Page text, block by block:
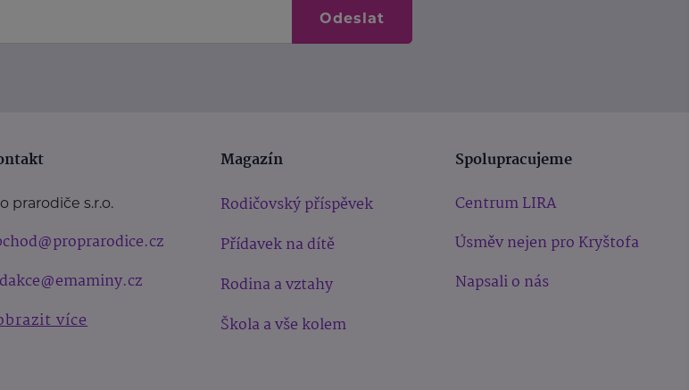
Odeslat
prarodiče s.r.o.
více
Magazín
Rodičovský příspěvek
Přídavek na dítě
Rodina a vztahy
Škola a vše kolem
Spolupracujeme
Centrum LIRA
Úsměv nejen pro Kryštofa
Napsali o nás